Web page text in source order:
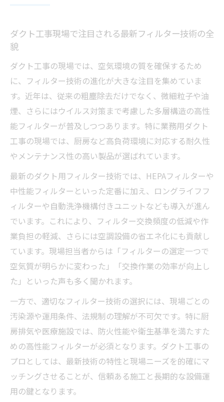
業務用ダクト工事における空気質管理の新常識
空気質の最適化
厨房や医療施設で求められるフィルターに
よる衛生管理
ダクトフィルター交換のタイミングと長寿
命化の秘訣
排気ダクト用フィルターの選定基準とメン
クリーンルーム対応フィルターで異物混入
を防ぐ工夫
効率的なダクト工事を叶えるフィルター選定術
ダクト工事に最適なフィルター選定の基本
ポイント
丸型ダクト用フィルター導入で効率化を実
現する方法
ダクトフィルターユニットの種類別比較と
使い分け方
スパイラルダクトのフィルター選定で注意
すべき点
フィルターボックス活用による工事効率ア
ップの秘訣
空気清浄を支えるフィルターユニットの秘密
ダクト工事現場で注目される最新フィルター技術の全
貌
ダクト工事の現場では、空気環境の質を確保するため
に、フィルター技術の進化が大きな注目を集めていま
す。近年は、従来の粗塵除去だけでなく、微細粒子や油
煙、さらにはウイルス対策まで考慮した多層構造の高性
能フィルターが普及しつつあります。特に業務用ダクト
工事の現場では、厨房など高負荷環境に対応する耐久性
やメンテナンス性の高い製品が選ばれています。
最新のダクト用フィルター技術では、HEPAフィルターや
中性能フィルターといった定番に加え、ロングライフフ
ィルターや自動洗浄機構付きユニットなども導入が進ん
でいます。これにより、フィルター交換頻度の低減や作
業負担の軽減、さらには空調設備の省エネ化にも貢献し
ています。現場担当者からは「フィルターの選定一つで
空気質が明らかに変わった」「交換作業の効率が向上し
た」といった声も多く聞かれます。
一方で、適切なフィルター技術の選択には、現場ごとの
汚染源や運用条件、法規制の理解が不可欠です。特に厨
房排気や医療施設では、防火性能や衛生基準を満たすた
めの高性能フィルターが必須となります。ダクト工事の
プロとしては、最新技術の特性と現場ニーズを的確にマ
ッチングさせることが、信頼ある施工と長期的な設備運
用の鍵となります。